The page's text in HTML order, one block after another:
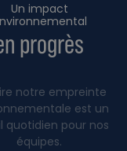
Un impact
progrès
notre empreinte
est un
quotidien pour nos
équipes.